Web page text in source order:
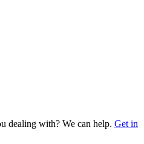
dealing with? We can help. Get in